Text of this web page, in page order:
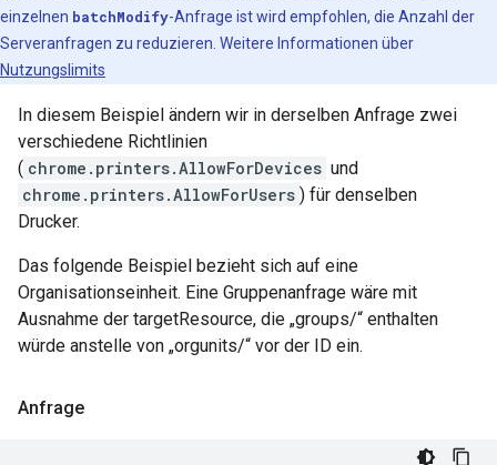
einzelnen batchModify-Anfrage ist wird empfohlen, die Anzahl der
Serveranfragen zu reduzieren. Weitere Informationen über
Nutzungslimits
In diesem Beispiel ändern wir in derselben Anfrage zwei
verschiedene Richtlinien
( chrome.printers.AllowForDevices und
chrome.printers.AllowForUsers ) für denselben
Drucker.
Das folgende Beispiel bezieht sich auf eine
Organisationseinheit. Eine Gruppenanfrage wäre mit
Ausnahme der targetResource, die „groups/“ enthalten
würde anstelle von „orgunits/“ vor der ID ein.
Anfrage